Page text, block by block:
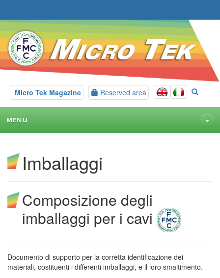
Micro Tek Magazine Reserved area
MENU
Imballaggi
Composizione degli
imballaggi per i cavi
Documento di supporto per la corretta identificazione dei
materiali, costituenti i differenti imballaggi, e il loro smaltimento.